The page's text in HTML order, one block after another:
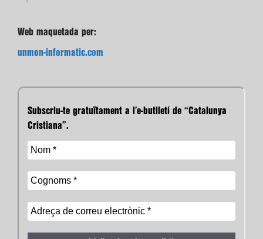
Web maquetada per:
unmon-informatic.com
Subscriu-te gratuïtament a l’e-butlletí de “Catalunya
Cristiana”.